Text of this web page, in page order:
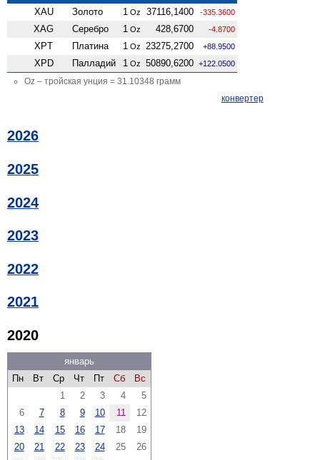
XAU
Золото 1 Oz 37116,1400 -335.3600
XAG Серебро 1 Oz 428,6700 -4.8700
XPT Платина 1 Oz 23275,2700 +88.9500
XPD Палладий 1 Oz 50890,6200 +122.0500
Oz – тройская унция = 31.10348 грамм
конвертер
2026
2025
2024
2023
2022
2021
2020
январь
Пн
Вт Ср Чт Пт Сб
Вс
1
2 3 4
5
6
7 8 9 10 11
12
13
14 15 16 17 18
19
20
21 22 23 24 25
26